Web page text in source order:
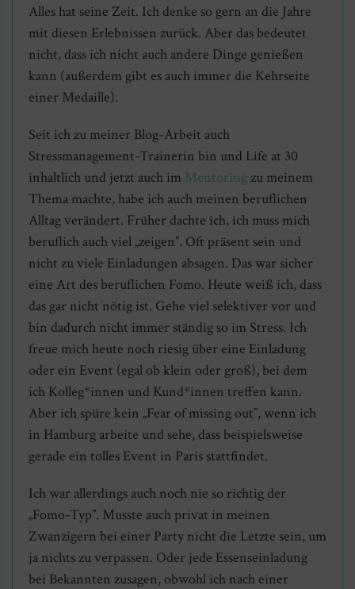
Alles hat seine Zeit. Ich denke so gern an die Jahre
mit diesen Erlebnissen zurück. Aber das bedeutet
nicht, dass ich nicht auch andere Dinge genießen
kann (außerdem gibt es auch immer die Kehrseite
einer Medaille).
Seit ich zu meiner Blog-Arbeit auch
Stressmanagement-Trainerin bin und Life at 30
inhaltlich und jetzt auch im Mentoring zu meinem
Thema machte, habe ich auch meinen beruflichen
Alltag verändert. Früher dachte ich, ich muss mich
beruflich auch viel „zeigen”. Oft präsent sein und
nicht zu viele Einladungen absagen. Das war sicher
eine Art des beruflichen Fomo. Heute weiß ich, dass
das gar nicht nötig ist. Gehe viel selektiver vor und
bin dadurch nicht immer ständig so im Stress. Ich
freue mich heute noch riesig über eine Einladung
oder ein Event (egal ob klein oder groß), bei dem
ich Kolleg*innen und Kund*innen treffen kann.
Aber ich spüre kein „Fear of missing out”, wenn ich
in Hamburg arbeite und sehe, dass beispielsweise
gerade ein tolles Event in Paris stattfindet.
Ich war allerdings auch noch nie so richtig der
„Fomo-Typ”. Musste auch privat in meinen
Zwanzigern bei einer Party nicht die Letzte sein, um
ja nichts zu verpassen. Oder jede Essenseinladung
bei Bekannten zusagen, obwohl ich nach einer